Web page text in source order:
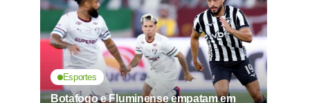
Esportes
Botafogo e Fluminense empatam em